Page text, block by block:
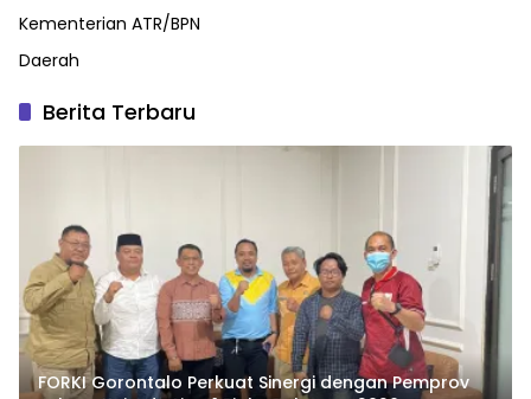
Kementerian ATR/BPN
Daerah
Berita Terbaru
FORKI Gorontalo Perkuat Sinergi dengan Pemprov